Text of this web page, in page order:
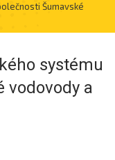
Šumavské
systému
vodovody a